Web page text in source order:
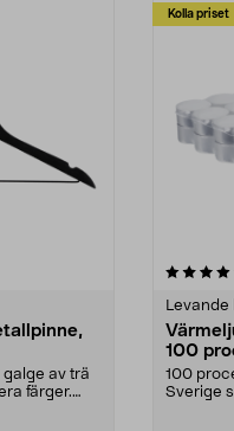
av trä
färger.
Kolla priset
Levande
100
100
Sverige